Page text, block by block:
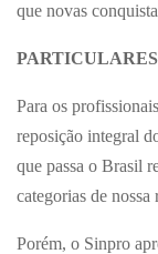
que novas
PARTICULARES
Para os
reposição integral
que passa o Brasil
categorias de nossa
Porém, o Sinpro